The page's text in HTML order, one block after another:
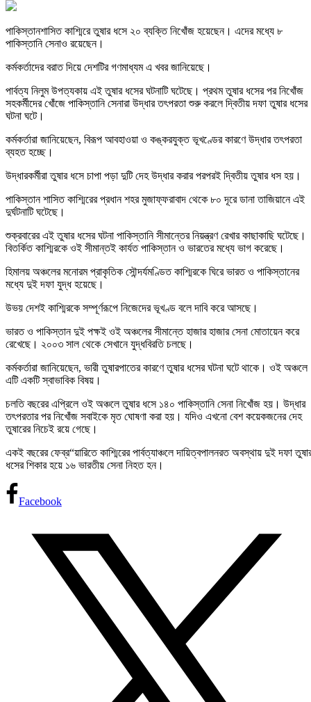
পাকিস্তানশাসিত কাশ্মিরে তুষার ধসে ২০ ব্যক্তি নিখোঁজ হয়েছেন। এদের মধ্যে ৮
পাকিস্তানি সেনাও রয়েছেন।
কর্মকর্তাদের বরাত দিয়ে দেশটির গণমাধ্যম এ খবর জানিয়েছে।
পার্বত্য নিলুম উপত্যকায় এই তুষার ধসের ঘটনাটি ঘটেছে। প্রথম তুষার ধসের পর নিখোঁজ
সহকর্মীদের খোঁজে পাকিস্তানি সেনারা উদ্ধার তৎপরতা শুরু করলে দ্বিতীয় দফা তুষার ধসের
ঘটনা ঘটে।
কর্মকর্তারা জানিয়েছেন, বিরূপ আবহাওয়া ও কঙ্করযুক্ত ভূখণ্ডের কারণে উদ্ধার তৎপরতা
ব্যহত হচ্ছে।
উদ্ধারকর্মীরা তুষার ধসে চাপা পড়া দুটি দেহ উদ্ধার করার পরপরই দ্বিতীয় তুষার ধস হয়।
পাকিস্তান শাসিত কাশ্মিরের প্রধান শহর মুজাফ্ফরাবাদ থেকে ৮০ দূরে ডানা তাজিয়ানে এই
দুর্ঘটনাটি ঘটেছে।
শুক্রবারের এই তুষার ধসের ঘটনা পাকিস্তানি সীমান্তের নিয়ন্ত্রণ রেখার কাছাকাছি ঘটেছে।
বিতর্কিত কাশ্মিরকে ওই সীমান্তই কার্যত পাকিস্তান ও ভারতের মধ্যে ভাগ করেছে।
হিমালয় অঞ্চলের মনোরম প্রাকৃতিক সৌন্দর্যমণ্ডিত কাশ্মিরকে ঘিরে ভারত ও পাকিস্তানের
মধ্যে দুই দফা যুদ্ধ হয়েছে।
উভয় দেশই কাশ্মিরকে সম্পূর্ণরূপে নিজেদের ভূখণ্ড বলে দাবি করে আসছে।
ভারত ও পাকিস্তান দুই পক্ষই ওই অঞ্চলের সীমান্তে হাজার হাজার সেনা মোতায়েন করে
রেখেছে। ২০০৩ সাল থেকে সেখানে যুদ্ধবিরতি চলছে।
কর্মকর্তারা জানিয়েছেন, ভারী তুষারপাতের কারণে তুষার ধসের ঘটনা ঘটে থাকে। ওই অঞ্চলে
এটি একটি স্বাভাবিক বিষয়।
চলতি বছরের এপ্রিলে ওই অঞ্চলে তুষার ধসে ১৪০ পাকিস্তানি সেনা নিখোঁজ হয়। উদ্ধার
তৎপরতার পর নিখোঁজ সবাইকে মৃত ঘোষণা করা হয়। যদিও এখনো বেশ কয়েকজনের দেহ
তুষারের নিচেই রয়ে গেছে।
একই বছরের ফেব্র“য়ারিতে কাশ্মিরের পার্বত্যাঞ্চলে দায়িত্বপালনরত অবস্থায় দুই দফা
ধসের শিকার হয়ে ১৬ ভারতীয় সেনা নিহত হন।
Facebook